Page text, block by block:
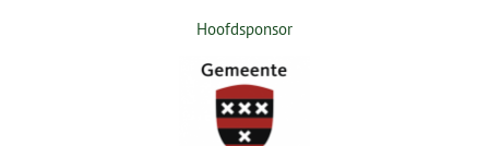
Hoofdsponsor